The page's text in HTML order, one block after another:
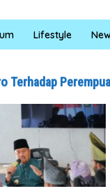
Lifestyle
Terhadap